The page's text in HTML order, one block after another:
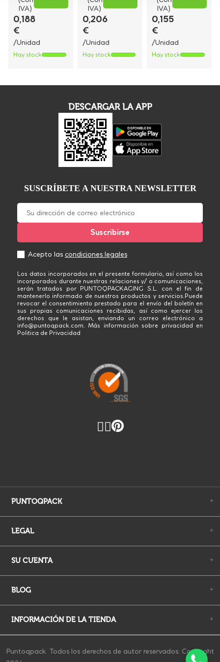
IVA)
0,188
€
/Unidad
Hay stock
IVA)
0,206
€
/Unidad
Hay stock
IVA)
0,155
€
/Unidad
Hay stock
DESCARGAR LA APP
SUSCRÍBETE A NUESTRA NEWSLETTER
Acepto las condiciones legales
Los datos incorporados en el presente formulario, así como los
incorporados durante nuestras relaciones y/ o comunicaciones,
serán tratados por PUNTOQPACKAGING S.L. con el fin de
mantenerlo informado de nuestros productos y servicios.Puede
revocar el consentimiento prestado para el envío del boletín en
sus propias comunicaciones recibidas, así como ejercer los
derechos que le asistan, enviando un correo electrónico a
info@puntoqpack.com. Más información sobre privacidad en
Politica de Privacidad
PUNTOQPACK +
LEGAL +
SU CUENTA +
BLOG +
INFORMACIÓN DE LA TIENDA +
Puntoqpack. Todos los derechos de autor reservados. Copyright